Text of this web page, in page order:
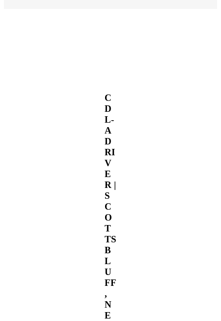
C
D
L-
A
D
RI
V
E
R |
S
C
O
T
TS
B
L
U
FF
,
N
E